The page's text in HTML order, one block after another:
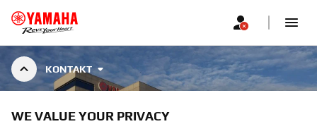
KONTAKT
WE VALUE YOUR PRIVACY